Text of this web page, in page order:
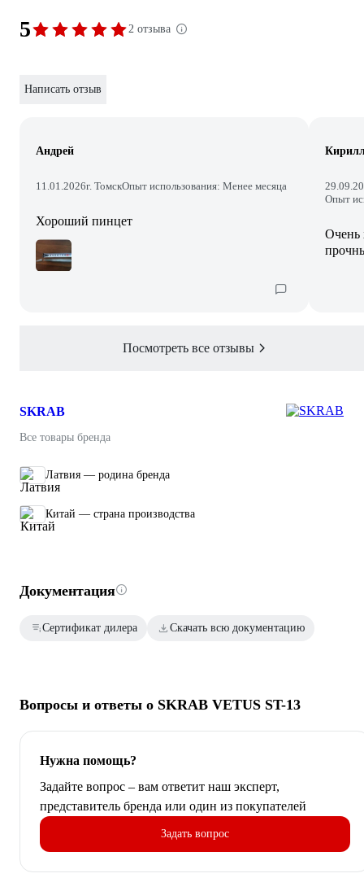
5 2 отзыва
Написать отзыв
Андрей
11.01.2026г. ТомскОпыт использования: Менее месяца
Хороший пинцет
Опыт
Очень
Посмотреть все отзывы
SKRAB
Все товары бренда
Латвия — родина бренда
Китай — страна производства
Документация
Сертификат дилера Скачать всю документацию
Вопросы и ответы о SKRAB VETUS ST-13
Нужна помощь?
Задайте вопрос – вам ответит наш эксперт,
представитель бренда или один из покупателей
Задать вопрос